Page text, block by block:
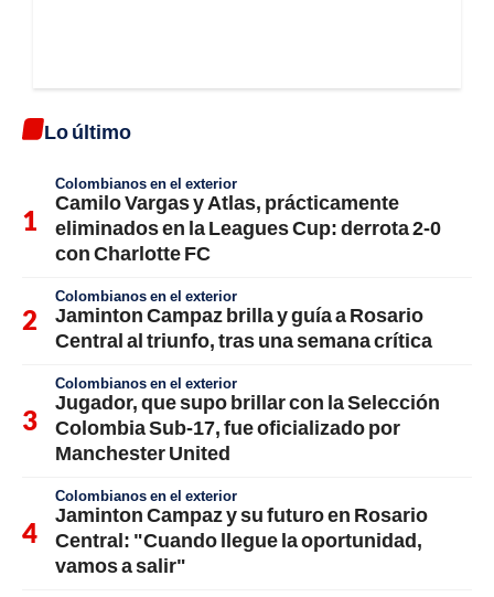
Lo último
Colombianos en el exterior
Camilo Vargas y Atlas, prácticamente
eliminados en la Leagues Cup: derrota 2-0
con Charlotte FC
Colombianos en el exterior
Jaminton Campaz brilla y guía a Rosario
Central al triunfo, tras una semana crítica
Colombianos en el exterior
Jugador, que supo brillar con la Selección
Colombia Sub-17, fue oficializado por
Manchester United
Colombianos en el exterior
Jaminton Campaz y su futuro en Rosario
Central: "Cuando llegue la oportunidad,
vamos a salir"